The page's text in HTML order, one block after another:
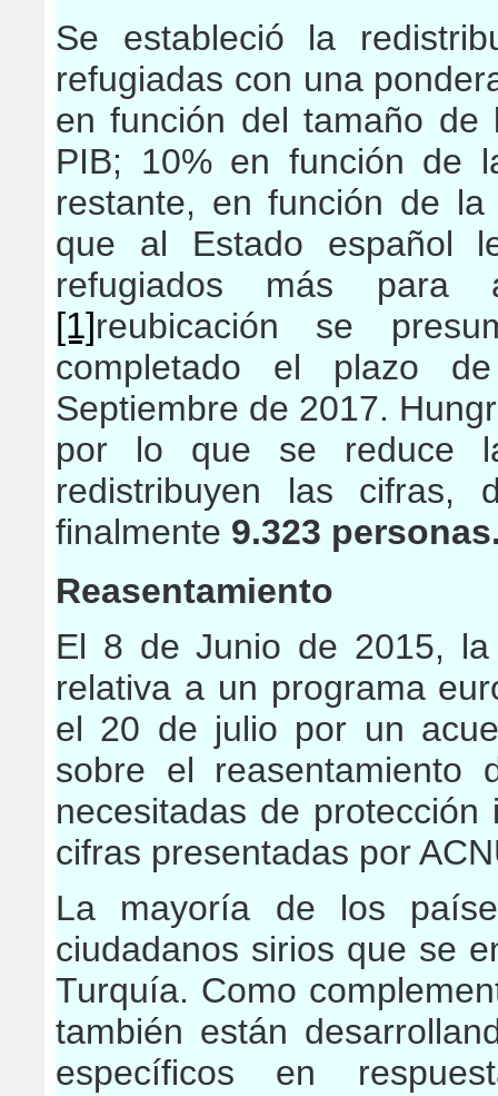
Se estableció la
refugiadas con una
en función del tamaño de
PIB; 10% en función de
restante, en función de
que al Estado español
refugiados más para
[1]reubicación se
completado el plazo
Septiembre de 2017.
por lo que se reduce
redistribuyen las cifras,
finalmente 9.323
Reasentamiento
El 8 de Junio de 2015, la
relativa a un programa
el 20 de julio por un
sobre el reasentamiento
necesitadas de
cifras presentadas por
La mayoría de los
ciudadanos sirios que se
Turquía. Como
también están
específicos en